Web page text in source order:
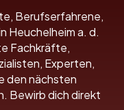
Berufserfahrene,
Heuchelheim a. d.
Fachkräfte,
Experten,
den nächsten
Bewirb dich direkt